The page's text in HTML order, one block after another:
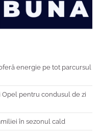
energie pe tot parcursul
pentru condusul de zi
în sezonul cald